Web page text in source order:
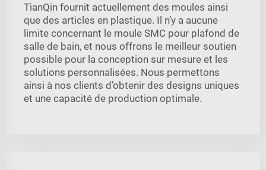
TianQin fournit actuellement des moules ainsi
que des articles en plastique. Il n’y a aucune
limite concernant le moule SMC pour plafond de
salle de bain, et nous offrons le meilleur soutien
possible pour la conception sur mesure et les
solutions personnalisées. Nous permettons
ainsi à nos clients d’obtenir des designs uniques
et une capacité de production optimale.